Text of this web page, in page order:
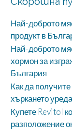
Най-доброто
продукт в
Най-доброто
хормон за
България
Как да
хъркането
Купете Revitol
разположение